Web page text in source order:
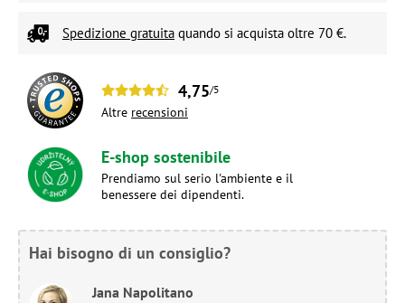
Spedizione gratuita quando si acquista oltre 70 €.
4,75/5
Altre recensioni
E-shop sostenibile
Prendiamo sul serio l'ambiente e il
benessere dei dipendenti.
Hai bisogno di un consiglio?
Jana Napolitano